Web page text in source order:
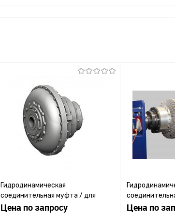
Гидродинамическая
соединительная муфта / для
трансмиссии / для насоса / для
Цена по запросу
трансмиссии /
Цена по